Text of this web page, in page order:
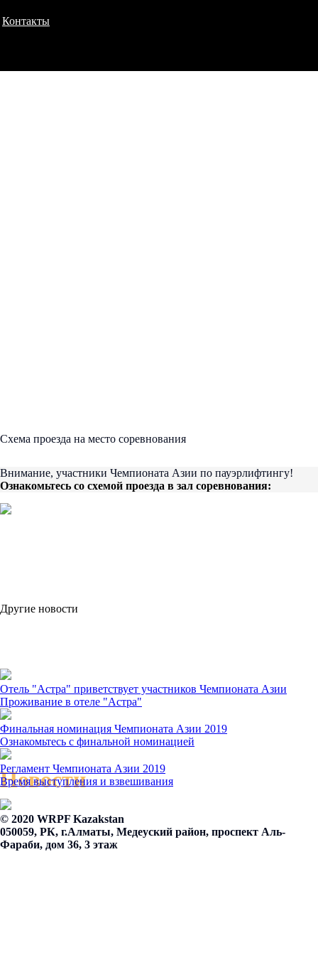
Контакты
Новости
Cхема проезда на место соревнования
Внимание, участники Чемпионата Азии по пауэрлифтингу!
Ознакомьтесь со схемой проезда в зал соревнования:
Другие новости
Отель "Астра" приветствует участников Чемпионата Азии
Проживание в отеле "Астра"
Финальная номинация Чемпионата Азии 2019
Ознакомьтесь с финальной номинацией
Регламент Чемпионата Азии 2019
Время выступления и взвешивания
© 2020 WRPF Kazakstan
050059, РК, г.Алматы, Медеуский район, проспект Аль-
Фараби, дом 36, 3 этаж